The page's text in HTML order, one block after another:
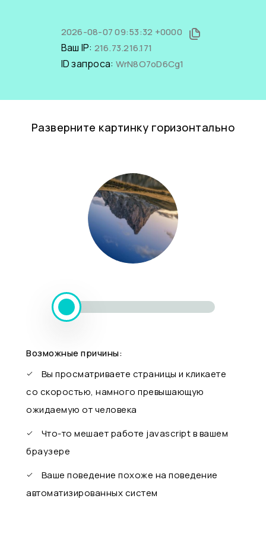
2026-08-07 09:53:32 +0000
Ваш IP: 216.73.216.171
ID запроса: WrN8O7oD6Cg1
Разверните картинку горизонтально
Возможные причины:
Вы просматриваете страницы и кликаете
со скоростью, намного превышающую
ожидаемую от человека
Что-то мешает работе javascript в вашем
браузере
Ваше поведение похоже на поведение
автоматизированных систем